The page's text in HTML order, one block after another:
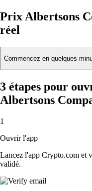
Prix Albertsons
réel
Commencez en quelques
3 étapes pour
Albertsons
1
Ouvrir l'app
Lancez l'app Crypto.com et
validé.